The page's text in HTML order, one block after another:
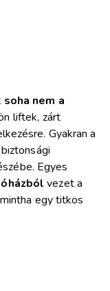
soha nem a
liftek, zárt
Gyakran a
Egyes
vezet a
egy titkos